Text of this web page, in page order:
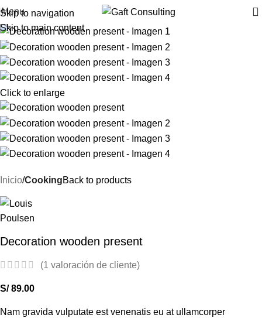
Skip to navigation
Skip to main content
Menu
Click to enlarge
Inicio CookingBack to products
Decoration wooden present
(1 valoración de cliente)
S/89.00
Nam gravida vulputate est venenatis eu at ullamcorper